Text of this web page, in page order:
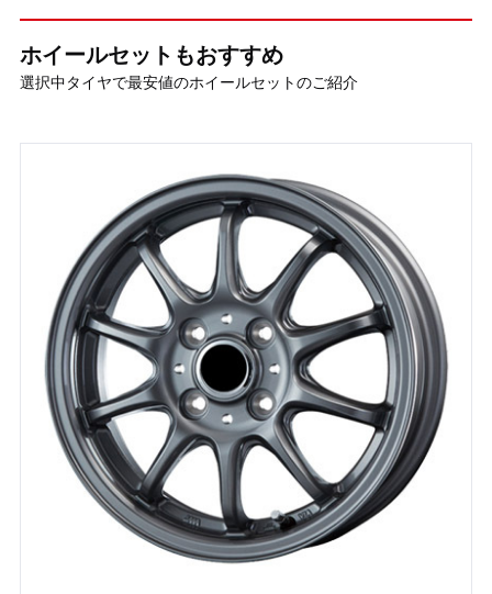
ホイールセットもおすすめ
選択中タイヤで最安値のホイールセットのご紹介